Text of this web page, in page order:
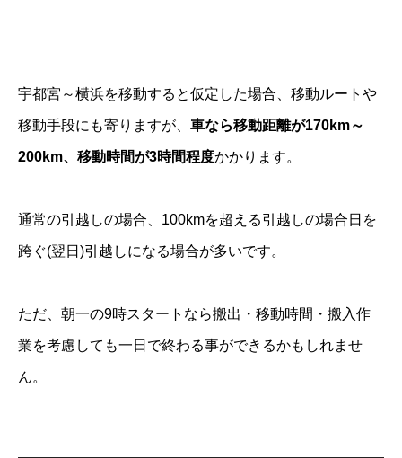
宇都宮～横浜を移動すると仮定した場合、移動ルートや
移動手段にも寄りますが、 車なら移動距離が170km～
200km、移動時間が3時間程度かかります。
通常の引越しの場合、100kmを超える引越しの場合日を
跨ぐ(翌日)引越しになる場合が多いです。
ただ、朝一の9時スタートなら搬出・移動時間・搬入作
業を考慮しても一日で終わる事ができるかもしれませ
ん。